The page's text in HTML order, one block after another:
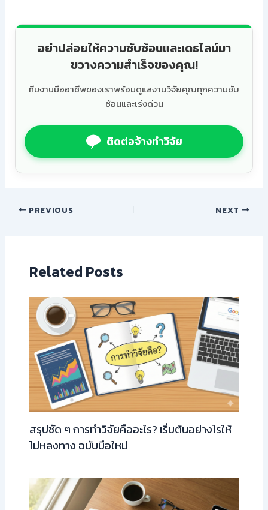
อย่าปล่อยให้ความซับซ้อนและเดธไลน์มา
ขวางความสำเร็จของคุณ!
ทีมงานมืออาชีพของเราพร้อมดูแลงานวิจัยคุณทุกความซับ
ซ้อนและเร่งด่วน
ติดต่อจ้างทำวิจัย
PREVIOUS NEXT
Related Posts
สรุปชัด ๆ การทำวิจัยคืออะไร? เริ่มต้นอย่างไรให้
ไม่หลงทาง ฉบับมือใหม่